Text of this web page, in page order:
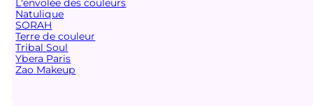
L'envolée des couleurs
Natulique
SORAH
Terre de couleur
Tribal Soul
Ybera Paris
Zao Makeup